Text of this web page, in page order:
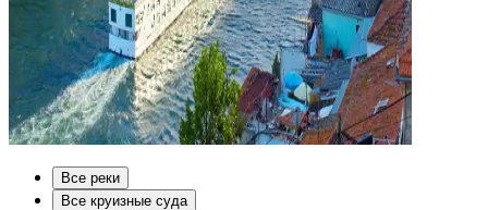
Все реки
Все круизные суда